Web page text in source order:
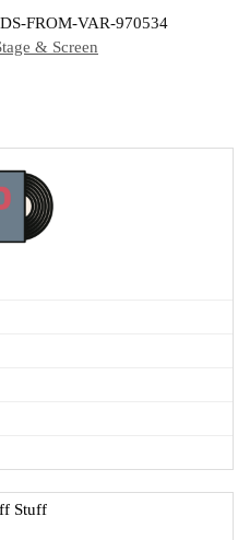
FROM-VAR-970534
& Screen